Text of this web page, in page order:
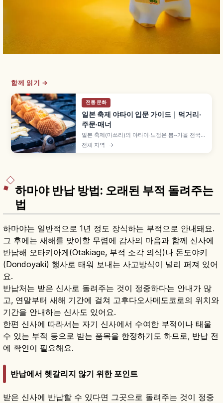
함께 읽기 →
전통 문화
일본 축제 야타이 입문 가이드｜먹거리·
주문·매너
일본 축제(마쓰리)의 야타이·노점은 봄~가을 전국에
서 열리며, 사과 사탕 300~500엔·야키소바
400~600엔·베이비 카스테라 300~500엔 등 길
전체 지역 →
하마야 반납 방법: 오래된 부적 돌려주는
법
하마야는 일반적으로 1년 정도 장식하는 부적으로 안내돼요.
그 후에는 새해를 맞이할 무렵에 감사의 마음과 함께 신사에
반납해 오타키아게(Otakiage, 부적 소각 의식)나 돈도야키
(Dondoyaki) 행사로 태워 보내는 사고방식이 널리 퍼져 있어
요.
반납처는 받은 신사로 돌려주는 것이 정중하다는 안내가 많
고, 연말부터 새해 기간에 걸쳐 고후다오사메도코로의 위치와
기간을 안내하는 신사도 있어요.
한편 신사에 따라서는 자기 신사에서 수여한 부적이나 태울
수 있는 부적 등으로 받는 품목을 한정하기도 하므로, 반납 전
에 확인이 필요해요.
반납에서 헷갈리지 않기 위한 포인트
받은 신사에 반납할 수 있다면 그곳으로 돌려주는 것이 정중